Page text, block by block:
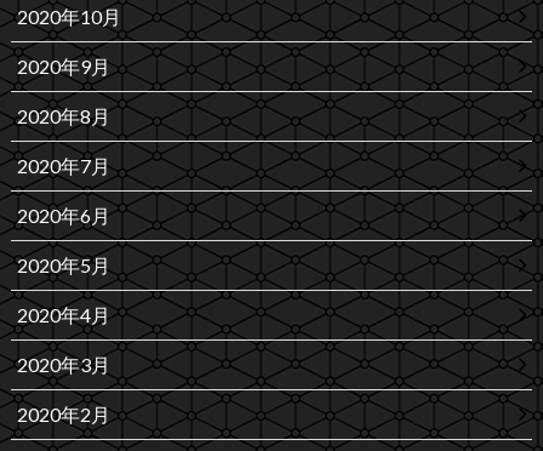
2020年10月
2020年9月
2020年8月
2020年7月
2020年6月
2020年5月
2020年4月
2020年3月
2020年2月